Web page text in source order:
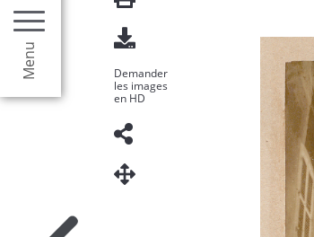
Menu
Demander
les images
en HD